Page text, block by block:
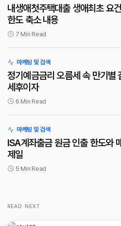
내생애첫주택대출 생애최초 요
한도 축소 내용
7 Min Read
마케팅 및 검색
정기예금금리 오름세 속 만기별
세후이자
6 Min Read
마케팅 및 검색
ISA계좌출금 원금 인출 한도와
제일
5 Min Read
READ NEXT